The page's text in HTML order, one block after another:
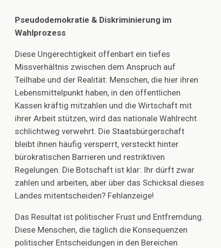
Pseudodemokratie & Diskriminierung im
Wahlprozess
Diese Ungerechtigkeit offenbart ein tiefes
Missverhältnis zwischen dem Anspruch auf
Teilhabe und der Realität: Menschen, die hier ihren
Lebensmittelpunkt haben, in den öffentlichen
Kassen kräftig mitzahlen und die Wirtschaft mit
ihrer Arbeit stützen, wird das nationale Wahlrecht
schlichtweg verwehrt. Die Staatsbürgerschaft
bleibt ihnen häufig versperrt, versteckt hinter
bürokratischen Barrieren und restriktiven
Regelungen. Die Botschaft ist klar: Ihr dürft zwar
zahlen und arbeiten, aber über das Schicksal dieses
Landes mitentscheiden? Fehlanzeige!
Das Resultat ist politischer Frust und Entfremdung.
Diese Menschen, die täglich die Konsequenzen
politischer Entscheidungen in den Bereichen